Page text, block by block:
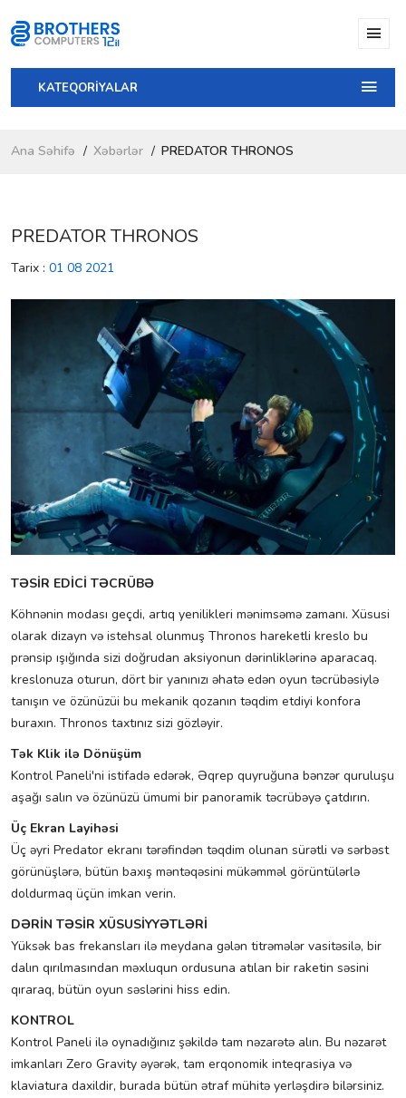
KATEQORİYALAR
Ana Səhifə Xəbərlər PREDATOR THRONOS
PREDATOR THRONOS
Tarix : 01 08 2021
TƏSİR EDİCİ TƏCRÜBƏ
Köhnənin modası geçdi, artıq yenilikleri mənimsəmə zamanı. Xüsusi
olarak dizayn və istehsal olunmuş Thronos hareketli kreslo bu
prənsip ışığında sizi doğrudan aksiyonun dərinliklərinə aparacaq.
kreslonuza oturun, dört bir yanınızı əhatə edən oyun təcrübəsiylə
tanışın ve özünüzüi bu mekanik qozanın təqdim etdiyi konfora
buraxın. Thronos taxtınız sizi gözləyir.
Tək Klik ilə Dönüşüm
Kontrol Paneli'ni istifadə edərək, Əqrep quyruğuna bənzər quruluşu
aşağı salın və özünüzü ümumi bir panoramik təcrübəyə çatdırın.
Üç Ekran Layihəsi
Üç əyri Predator ekranı tərəfindən təqdim olunan sürətli və sərbəst
görünüşlərə, bütün baxış məntəqəsini mükəmməl görüntülərlə
doldurmaq üçün imkan verin.
DƏRİN TƏSİR XÜSUSİYYƏTLƏRİ
Yüksək bas frekansları ilə meydana gələn titrəmələr vasitəsilə, bir
dalın qırılmasından məxluqun ordusuna atılan bir raketin səsini
qıraraq, bütün oyun səslərini hiss edin.
KONTROL
Kontrol Paneli ilə oynadığınız şəkildə tam nəzarətə alın. Bu nəzarət
imkanları Zero Gravity əyərək, tam erqonomik inteqrasiya və
klaviatura daxildir, burada bütün ətraf mühitə yerləşdirə bilərsiniz.